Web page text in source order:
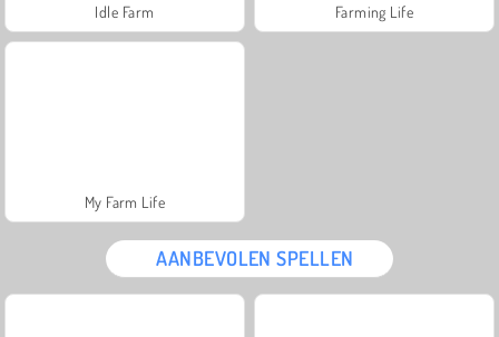
Idle Farm Farming Life
My Farm Life
AANBEVOLEN SPELLEN